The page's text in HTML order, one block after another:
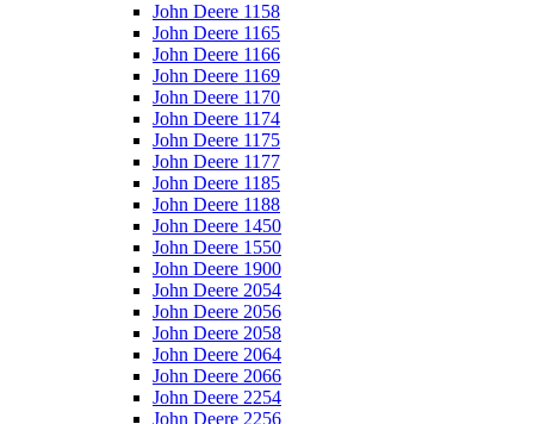
John Deere 1158
John Deere 1165
John Deere 1166
John Deere 1169
John Deere 1170
John Deere 1174
John Deere 1175
John Deere 1177
John Deere 1185
John Deere 1188
John Deere 1450
John Deere 1550
John Deere 1900
John Deere 2054
John Deere 2056
John Deere 2058
John Deere 2064
John Deere 2066
John Deere 2254
John Deere 2256